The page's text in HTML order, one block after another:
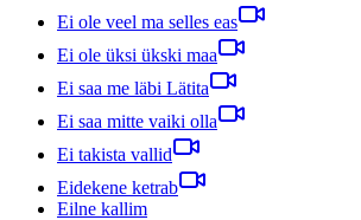
Ei ole veel ma selles eas
Ei ole üksi ükski maa
Ei saa me läbi Lätita
Ei saa mitte vaiki olla
Ei takista vallid
Eidekene ketrab
Eilne kallim